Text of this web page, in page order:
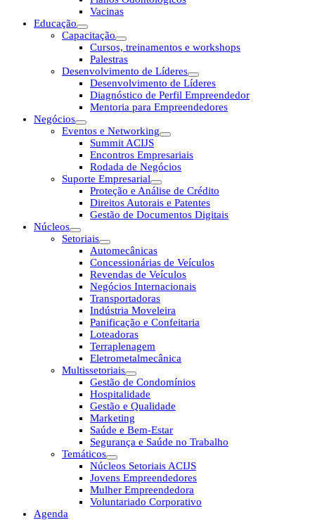
Vacinas
Educação
Capacitação
Cursos, treinamentos e workshops
Palestras
Desenvolvimento de Líderes
Desenvolvimento de Líderes
Diagnóstico de Perfil Empreendedor
Mentoria para Empreendedores
Negócios
Eventos e Networking
Summit ACIJS
Encontros Empresariais
Rodada de Negócios
Suporte Empresarial
Proteção e Análise de Crédito
Direitos Autorais e Patentes
Gestão de Documentos Digitais
Núcleos
Setoriais
Automecânicas
Concessionárias de Veículos
Revendas de Veículos
Negócios Internacionais
Transportadoras
Indústria Moveleira
Panificação e Confeitaria
Loteadoras
Terraplenagem
Eletrometalmecânica
Multissetoriais
Gestão de Condomínios
Hospitalidade
Gestão e Qualidade
Marketing
Saúde e Bem-Estar
Segurança e Saúde no Trabalho
Temáticos
Núcleos Setoriais ACIJS
Jovens Empreendedores
Mulher Empreendedora
Voluntariado Corporativo
Agenda